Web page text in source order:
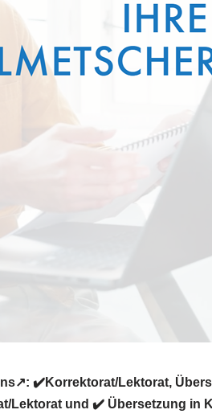
✔️Korrektorat/Lektorat,
und ✔️ Übersetzung in